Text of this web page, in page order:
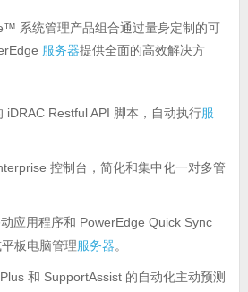
系统管理产品组合通过量身定制的可
服务器提供全面的高效解决方
iDRAC Restful API 脚本，自动执行服
控制台，简化和集中化一对多管
应用程序和 PowerEdge Quick Sync
板电脑管理服务器。
和 SupportAssist 的自动化主动预测